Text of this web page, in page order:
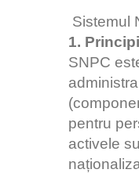
Sistemul
1.
SNPC
pentru
activele